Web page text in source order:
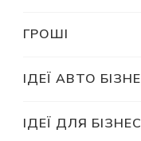
ГРОШІ
ІДЕЇ АВТО
ІДЕЇ ДЛЯ